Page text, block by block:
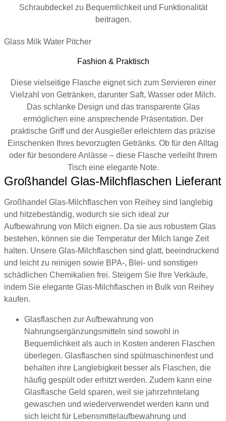
Schraubdeckel zu Bequemlichkeit und Funktionalität
beitragen.
Glass Milk Water Pitcher
Fashion & Praktisch
Diese vielseitige Flasche eignet sich zum Servieren einer
Vielzahl von Getränken, darunter Saft, Wasser oder Milch.
Das schlanke Design und das transparente Glas
ermöglichen eine ansprechende Präsentation. Der
praktische Griff und der Ausgießer erleichtern das präzise
Einschenken Ihres bevorzugten Getränks. Ob für den Alltag
oder für besondere Anlässe – diese Flasche verleiht Ihrem
Tisch eine elegante Note.
Großhandel Glas-Milchflaschen Lieferant
Großhandel Glas-Milchflaschen von Reihey sind langlebig
und hitzebeständig, wodurch sie sich ideal zur
Aufbewahrung von Milch eignen. Da sie aus robustem Glas
bestehen, können sie die Temperatur der Milch lange Zeit
halten. Unsere Glas-Milchflaschen sind glatt, beeindruckend
und leicht zu reinigen sowie BPA-, Blei- und sonstigen
schädlichen Chemikalien frei. Steigern Sie Ihre Verkäufe,
indem Sie elegante Glas-Milchflaschen in Bulk von Reihey
kaufen.
Glasflaschen zur Aufbewahrung von
Nahrungsergänzungsmitteln sind sowohl in
Bequemlichkeit als auch in Kosten anderen Flaschen
überlegen. Glasflaschen sind spülmaschinenfest und
behalten ihre Langlebigkeit besser als Flaschen, die
häufig gespült oder erhitzt werden. Zudem kann eine
Glasflasche Geld sparen, weil sie jahrzehntelang
gewaschen und wiederverwendet werden kann und
sich leicht für Lebensmittelaufbewahrung und